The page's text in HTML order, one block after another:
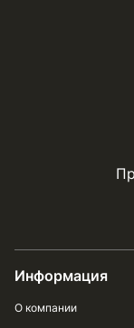
Информация
О компании